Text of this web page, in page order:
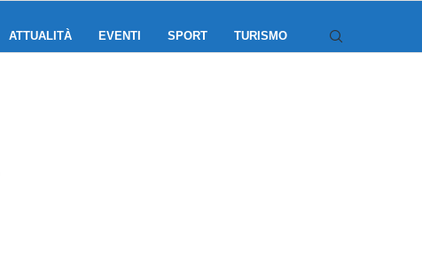
ATTUALITÀ EVENTI SPORT TURISMO